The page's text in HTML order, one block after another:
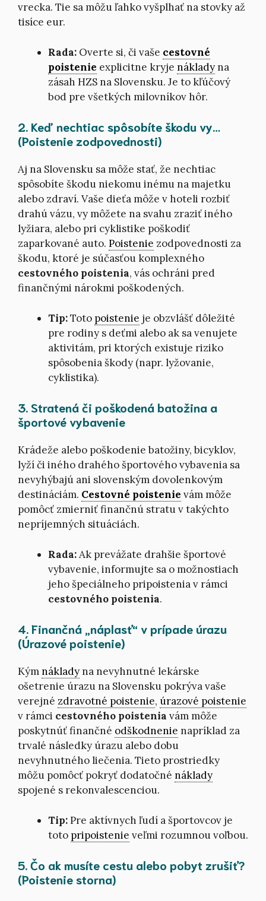
vrecka. Tie sa môžu ľahko vyšplhať na stovky až
tisíce eur.
Rada: Overte si, či vaše cestovné
poistenie explicitne kryje nákladyna
zásah HZS na Slovensku. Je to kľúčový
bod pre všetkých milovníkov hôr.
2. Keď nechtiac spôsobíte škodu vy…
(Poistenie zodpovednosti)
Aj na Slovensku sa môže stať, že nechtiac
spôsobíte škodu niekomu inému na majetku
alebo zdraví. Vaše dieťa môže v hoteli rozbiť
drahú vázu, vy môžete na svahu zraziť iného
lyžiara, alebo pri cyklistike poškodiť
zaparkované auto. Poistenie zodpovednosti za
škodu, ktoré je súčasťou komplexného
cestovného poistenia, vás ochráni pred
finančnými nárokmi poškodených.
Tip:Toto poistenie je obzvlášť dôležité
pre rodiny s deťmi alebo ak sa venujete
aktivitám, pri ktorých existuje riziko
spôsobenia škody (napr. lyžovanie,
cyklistika).
3. Stratená či poškodená batožina a
športové vybavenie
Krádeže alebo poškodenie batožiny, bicyklov,
lyží či iného drahého športového vybavenia sa
nevyhýbajú ani slovenským dovolenkovým
destináciám. Cestovné poistenie vám môže
pomôcť zmierniť finančnú stratu v takýchto
nepríjemných situáciách.
Rada:Ak prevážate drahšie športové
vybavenie, informujte sa o možnostiach
jeho špeciálneho pripoistenia v rámci
cestovného poistenia.
4. Finančná „náplasť“ v prípade úrazu
(Úrazové poistenie)
Kýmnákladyna nevyhnutné lekárske
ošetrenie úrazu na Slovensku pokrýva vaše
verejné zdravotné poistenie, úrazové poistenie
v rámci cestovného poistenia vám môže
poskytnúť finančné odškodnenie napríklad za
trvalé následky úrazu alebo dobu
nevyhnutného liečenia. Tieto prostriedky
môžu pomôcť pokryť dodatočné náklady
spojené s rekonvalescenciou.
Tip:Pre aktívnych ľudí a športovcov je
toto pripoistenie veľmi rozumnou voľbou.
5. Čo ak musíte cestu alebo pobyt zrušiť?
(Poistenie storna)